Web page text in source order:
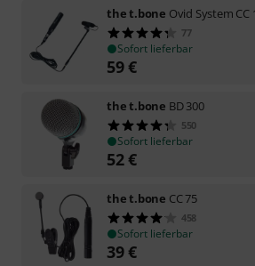
the t.bone Ovid System CC
77
Sofort lieferbar
59€
the t.bone BD 300
550
Sofort lieferbar
52€
the t.bone CC 75
458
Sofort lieferbar
39€